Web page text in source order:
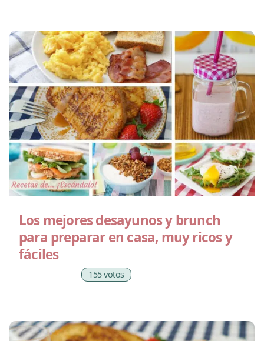
Los mejores desayunos y brunch
para preparar en casa, muy ricos y
fáciles
155 votos